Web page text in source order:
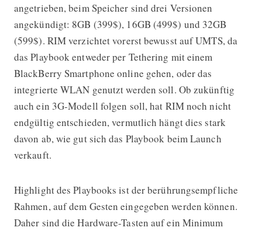
angetrieben, beim Speicher sind drei Versionen
angekündigt: 8GB (399$), 16GB (499$) und 32GB
(599$). RIM verzichtet vorerst bewusst auf UMTS, da
das Playbook entweder per Tethering mit einem
BlackBerry Smartphone online gehen, oder das
integrierte WLAN genutzt werden soll. Ob zukünftig
auch ein 3G-Modell folgen soll, hat RIM noch nicht
endgültig entschieden, vermutlich hängt dies stark
davon ab, wie gut sich das Playbook beim Launch
verkauft.
Highlight des Playbooks ist der berührungsempfliche
Rahmen, auf dem Gesten eingegeben werden können.
Daher sind die Hardware-Tasten auf ein Minimum